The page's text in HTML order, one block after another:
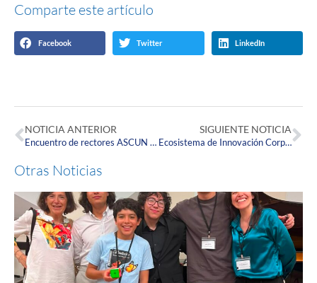
Comparte este artículo
Facebook Twitter LinkedIn
NOTICIA ANTERIOR
Encuentro de rectores ASCUN Bogotá: La Corpas reafirma su compromiso con la excelencia académica y la prevención de violencias basadas en género
SIGUIENTE NOTICIA
Ecosistema de Innovación Corpista presente en GoFest 2025
Otras Noticias